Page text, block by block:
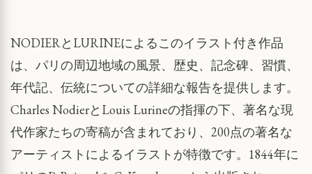
NODIERとLURINEによるこのイラスト付き作品
は、パリの周辺地域の風景、歴史、記念碑、習慣、
年代記、伝統についての詳細な報告を提供します。
Charles NodierとLouis Lurineの指揮の下、著名な現
代作家たちの寄稿が含まれており、200点の著名な
アーティストによるイラストが特徴です。1844年に